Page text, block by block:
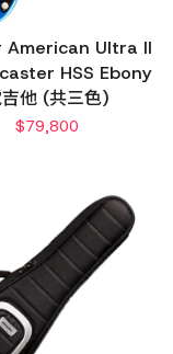
American Ultra II
HSS Ebony
他 (共三色)
$79,800